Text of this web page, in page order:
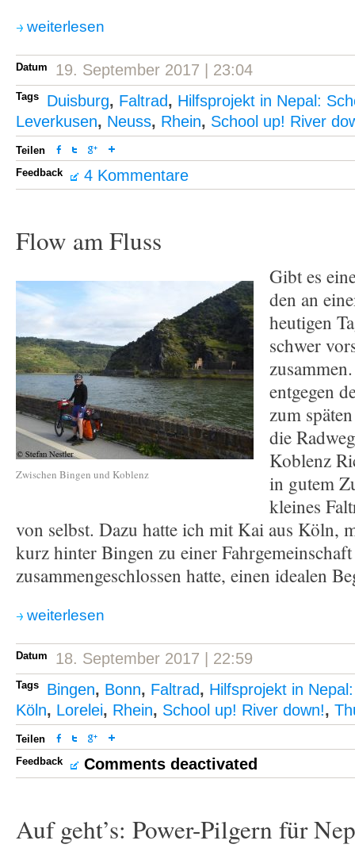
weiterlesen
Datum 19. September 2017 | 23:04
Tags Duisburg, Faltrad, Hilfsprojekt in Nepal:
Leverkusen, Neuss, Rhein, School up! River
Teilen
Feedback
4 Kommentare
Flow am Fluss
Zwischen Bingen und Koblenz
Gibt es
den an
heutigen
schwer
entgegen
zum
die
Koblenz
in gutem
kleines
von selbst. Dazu hatte ich mit Kai aus Köln,
kurz hinter Bingen zu einer Fahrgemeinschaft
zusammengeschlossen hatte, einen idealen
weiterlesen
Datum 18. September 2017 | 22:59
Tags Bingen, Bonn, Faltrad, Hilfsprojekt in
Köln, Lorelei, Rhein, School up! River down!,
Teilen
Feedback
Comments deactivated
Auf geht’s: Power-Pilgern für